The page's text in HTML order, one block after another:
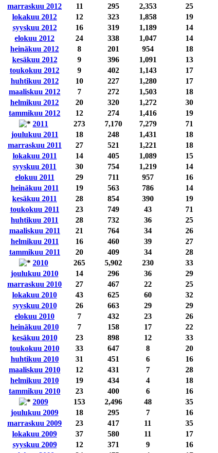
marraskuu 2012
11 295 2,353
25
lokakuu 2012
12 323 1,858
19
syyskuu 2012
16 319 1,189
14
elokuu 2012
24 338 1,047
14
heinäkuu 2012
8 201 954
18
kesäkuu 2012
9 396 1,091
13
toukokuu 2012
9 402 1,143
17
huhtikuu 2012
10 227 1,280
17
maaliskuu 2012
7 272 1,503
18
helmikuu 2012
20 320 1,272
30
tammikuu 2012
12 274 1,416
19
2011
273 7,170 7,279
71
joulukuu 2011
18 248 1,431
18
marraskuu 2011
27 521 1,221
18
lokakuu 2011
14 405 1,089
15
syyskuu 2011
30 754 1,219
14
elokuu 2011
29 711 957
16
heinäkuu 2011
19 563 786
14
kesäkuu 2011
28 854 390
19
toukokuu 2011
23 749 43
71
huhtikuu 2011
28 732 36
25
maaliskuu 2011
21 764 34
26
helmikuu 2011
16 460 39
27
tammikuu 2011
20 409 34
28
2010
265 5,902 230
33
joulukuu 2010
14 296 36
29
marraskuu 2010
27 467 22
25
lokakuu 2010
43 625 60
32
syyskuu 2010
26 663 29
29
elokuu 2010
7 432 23
26
heinäkuu 2010
7 158 17
22
kesäkuu 2010
23 898 12
33
toukokuu 2010
33 647 8
20
huhtikuu 2010
31 451 6
16
maaliskuu 2010
12 431 7
28
helmikuu 2010
19 434 4
18
tammikuu 2010
23 400 6
16
2009
153 2,496 48
35
joulukuu 2009
18 295 7
16
marraskuu 2009
23 417 11
35
lokakuu 2009
37 580 11
17
syyskuu 2009
12 371 9
16